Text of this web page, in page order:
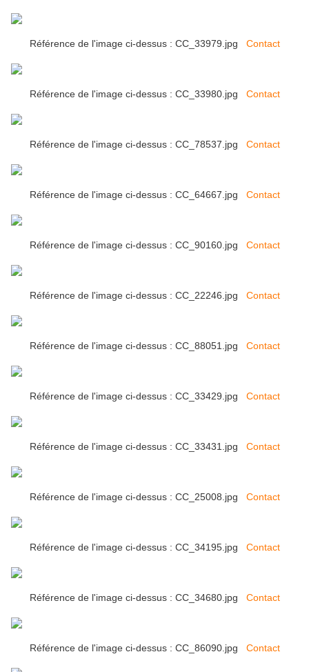
Référence de l'image ci-dessus : CC_33979.jpg Contact
Référence de l'image ci-dessus : CC_33980.jpg Contact
Référence de l'image ci-dessus : CC_78537.jpg Contact
Référence de l'image ci-dessus : CC_64667.jpg Contact
Référence de l'image ci-dessus : CC_90160.jpg Contact
Référence de l'image ci-dessus : CC_22246.jpg Contact
Référence de l'image ci-dessus : CC_88051.jpg Contact
Référence de l'image ci-dessus : CC_33429.jpg Contact
Référence de l'image ci-dessus : CC_33431.jpg Contact
Référence de l'image ci-dessus : CC_25008.jpg Contact
Référence de l'image ci-dessus : CC_34195.jpg Contact
Référence de l'image ci-dessus : CC_34680.jpg Contact
Référence de l'image ci-dessus : CC_86090.jpg Contact